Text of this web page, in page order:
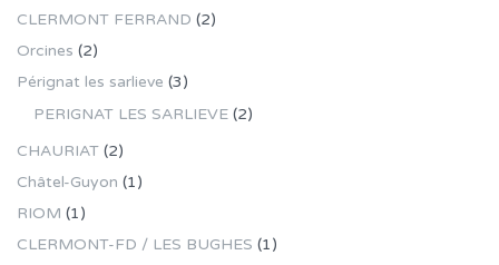
CLERMONT FERRAND (2)
Orcines (2)
Pérignat les sarlieve (3)
PERIGNAT LES SARLIEVE (2)
CHAURIAT (2)
Châtel-Guyon (1)
RIOM (1)
CLERMONT-FD / LES BUGHES (1)